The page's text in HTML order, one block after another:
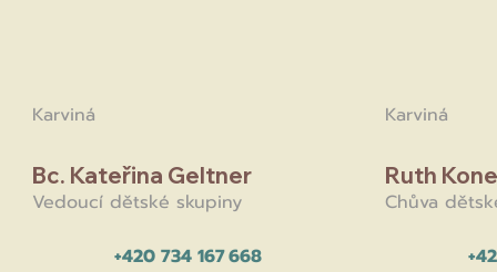
Bc. Kateřina Geltner
Vedoucí dětské skupiny
+420 734 167 668
Karviná
Ruth
Chůva
Karviná